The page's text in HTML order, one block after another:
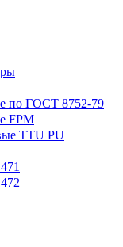
по ГОСТ 8752-79
FPM
TTU PU